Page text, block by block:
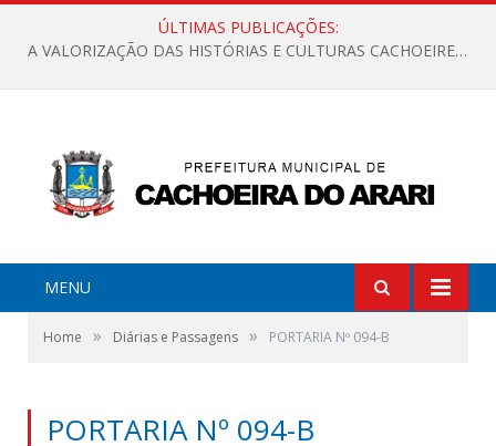
ÚLTIMAS PUBLICAÇÕES:
A VALORIZAÇÃO DAS HISTÓRIAS E CULTURAS CACHOEIRENSES
MENU
Home » Diárias e Passagens » PORTARIA Nº 094-B
PORTARIA Nº 094-B